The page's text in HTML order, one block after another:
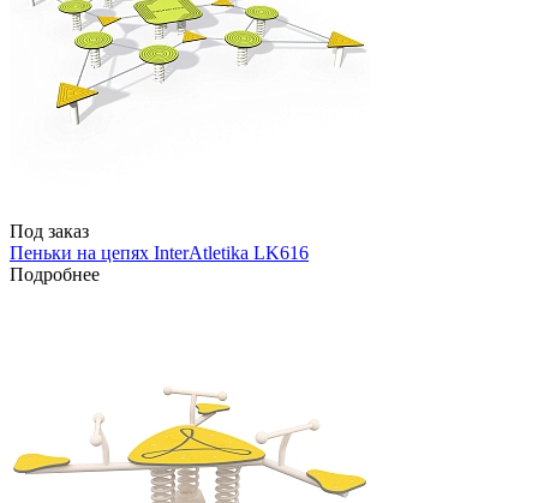
Под заказ
Пеньки на цепях InterAtletika LK616
Подробнее